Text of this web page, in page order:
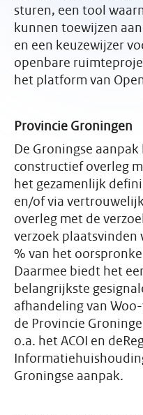
sturen, een tool
kunnen toewijzen
en een keuzewijzer
openbare
het platform van
Provincie Groningen
De Groningse
constructief overleg
het gezamenlijk
en/of via
overleg met de
verzoek plaatsvinden
% van het
Daarmee biedt het
belangrijkste
afhandeling van
de Provincie
o.a. het ACOI en
Groningse aanpak.